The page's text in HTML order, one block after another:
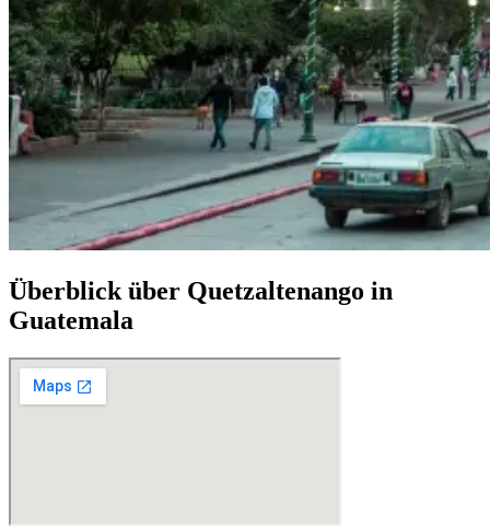
Überblick über Quetzaltenango in
Guatemala